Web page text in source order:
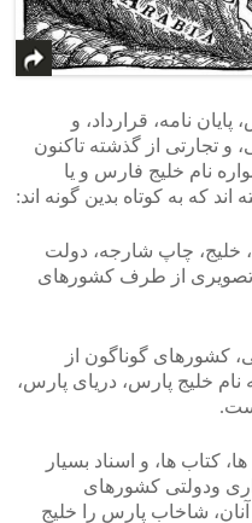
نامه، قرارداد، و
و تجارتی از گذشته تاکنون
نام خلیج فارس و یا
که به کوتاه بدین گونه اند:
خلیج، چاپ شارجه، دولت
تصویری از طرف کشورهای
کشورهای گوناگون از
نام خلیج پارس، دریای پارس،
کتاب ها، و اسناد بسیار
ودولتی کشورهای
شاخاب پارس را خلیج